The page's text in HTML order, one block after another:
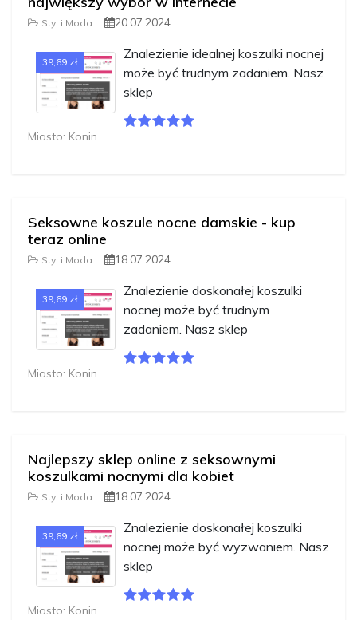
Styl i Moda 20.07.2024
39,69 zł
Znalezienie idealnej koszulki nocnej
może być trudnym zadaniem. Nasz
sklep
Miasto: Konin
Seksowne koszule nocne damskie - kup
teraz online
Styl i Moda 18.07.2024
39,69 zł
Znalezienie doskonałej koszulki
nocnej może być trudnym
zadaniem. Nasz sklep
Miasto: Konin
Najlepszy sklep online z seksownymi
koszulkami nocnymi dla kobiet
Styl i Moda 18.07.2024
39,69 zł
Znalezienie doskonałej koszulki
nocnej może być wyzwaniem. Nasz
sklep
Miasto: Konin